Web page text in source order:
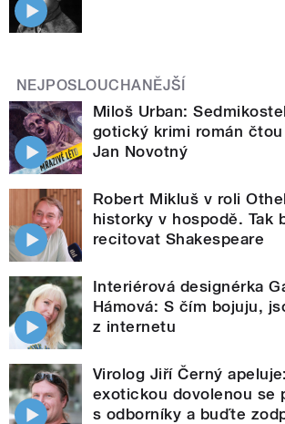
NEJPOSLOUCHANĚJŠÍ
Miloš Urban:
gotický krimi román
Jan Novotný
Robert Mikluš v roli
historky v hospodě. Tak
recitovat Shakespeare
Interiérová designérka
Hámová: S čím bojuju,
z internetu
Virolog Jiří Černý
exotickou dovolenou se
s odborníky a buďte